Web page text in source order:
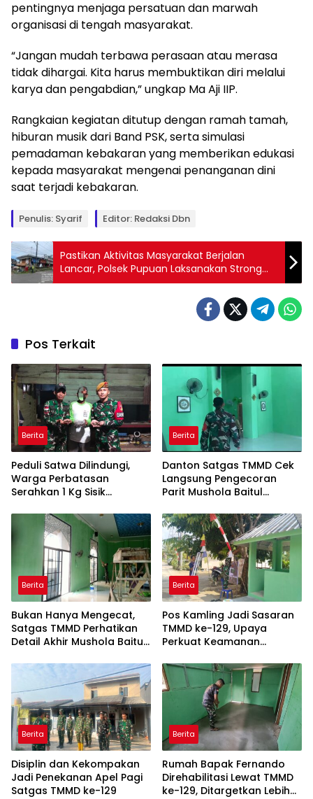
pentingnya menjaga persatuan dan marwah
organisasi di tengah masyarakat.
“Jangan mudah terbawa perasaan atau merasa
tidak dihargai. Kita harus membuktikan diri melalui
karya dan pengabdian,” ungkap Ma Aji IIP.
Rangkaian kegiatan ditutup dengan ramah tamah,
hiburan musik dari Band PSK, serta simulasi
pemadaman kebakaran yang memberikan edukasi
kepada masyarakat mengenai penanganan dini
saat terjadi kebakaran.
Penulis: Syarif Editor: Redaksi Dbn
Pastikan Aktivitas Masyarakat Berjalan
Lancar, Polsek Pupuan Laksanakan Strong
Point di Simpang Pasar Pupuan
Pos Terkait
Berita
Peduli Satwa Dilindungi,
Warga Perbatasan
Serahkan 1 Kg Sisik
Pamtas RI-Malaysia
Yonarmed 19/Bogani
Berita
Danton Satgas TMMD Cek
Langsung Pengecoran
Parit Mushola Baitul
Berita
Bukan Hanya Mengecat,
Satgas TMMD Perhatikan
Detail Akhir Mushola Baitul
Berita
Pos Kamling Jadi Sasaran
TMMD ke-129, Upaya
Perkuat Keamanan
Berita
Disiplin dan Kekompakan
Jadi Penekanan Apel Pagi
Satgas TMMD ke-129
Berita
Rumah Bapak Fernando
Direhabilitasi Lewat TMMD
ke-129, Ditargetkan Lebih